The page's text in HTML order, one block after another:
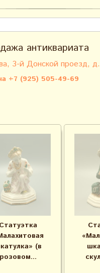
антиквариата
3-й Донской проезд,
+7 (925) 505-49-69
Статуэтка
(в
розовом...